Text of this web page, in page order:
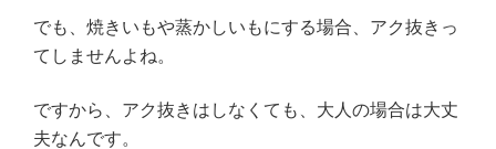
でも、焼きいもや蒸かしいもにする場合、アク抜きっ
てしませんよね。
ですから、アク抜きはしなくても、大人の場合は大丈
夫なんです。